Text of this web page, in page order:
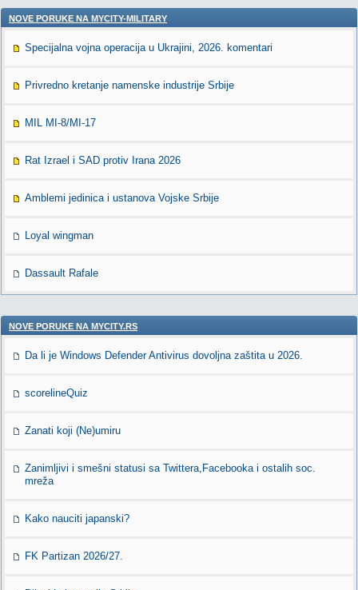
NOVE PORUKE NA MYCITY-MILITARY
Specijalna vojna operacija u Ukrajini, 2026. komentari
Privredno kretanje namenske industrije Srbije
MIL MI-8/MI-17
Rat Izrael i SAD protiv Irana 2026
Amblemi jedinica i ustanova Vojske Srbije
Loyal wingman
Dassault Rafale
NOVE PORUKE NA MYCITY.RS
Da li je Windows Defender Antivirus dovoljna zaštita u 2026.
scorelineQuiz
Zanati koji (Ne)umiru
Zanimljivi i smešni statusi sa Twittera,Facebooka i ostalih soc.
mreža
Kako nauciti japanski?
FK Partizan 2026/27.